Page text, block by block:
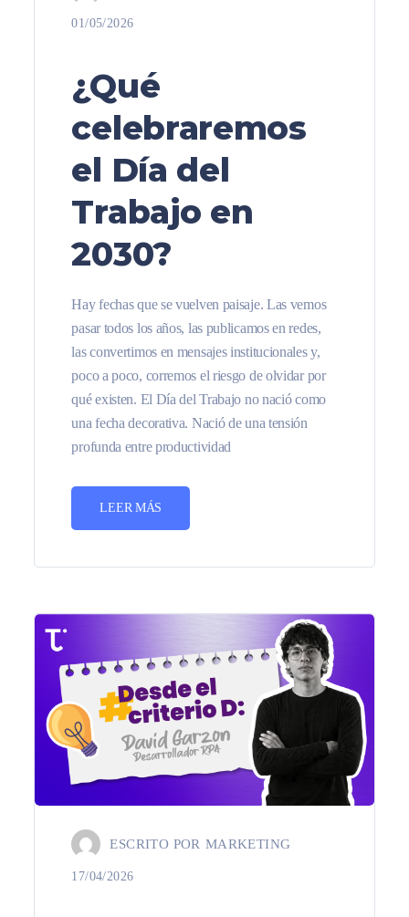
01/05/2026
¿Qué
celebraremos
el Día del
Trabajo en
2030?
Hay fechas que se vuelven paisaje. Las vemos
pasar todos los años, las publicamos en redes,
las convertimos en mensajes institucionales y,
poco a poco, corremos el riesgo de olvidar por
qué existen. El Día del Trabajo no nació como
una fecha decorativa. Nació de una tensión
profunda entre productividad
LEER MÁS
ESCRITO POR MARKETING
17/04/2026